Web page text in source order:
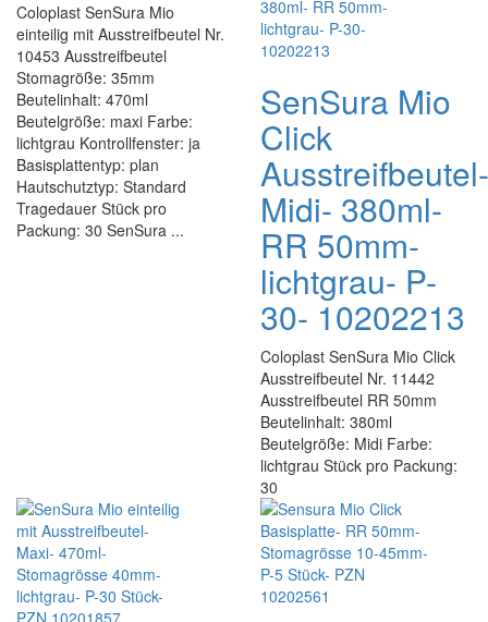
Coloplast SenSura Mio
einteilig mit Ausstreifbeutel Nr.
10453 Ausstreifbeutel
Stomagröße: 35mm
Beutelinhalt: 470ml
Beutelgröße: maxi Farbe:
lichtgrau Kontrollfenster: ja
Basisplattentyp: plan
Hautschutztyp: Standard
Tragedauer Stück pro
Packung: 30 SenSura ...
SenSura Mio
Click
Ausstreifbeutel-
Midi- 380ml-
RR 50mm-
lichtgrau- P-
30- 10202213
Coloplast SenSura Mio Click
Ausstreifbeutel Nr. 11442
Ausstreifbeutel RR 50mm
Beutelinhalt: 380ml
Beutelgröße: Midi Farbe:
lichtgrau Stück pro Packung:
30